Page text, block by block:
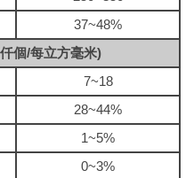
37~48%
個/每立方毫米)
7~18
28~44%
1~5%
0~3%